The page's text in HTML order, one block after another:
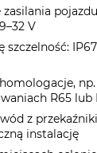
V
szczelność:
np.
R65 lub
z
instalację